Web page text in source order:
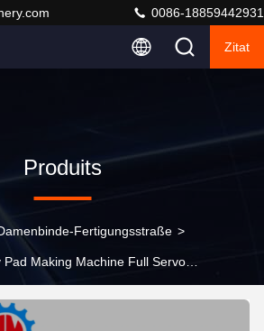
0086-18859442931
Zitat
Produits
Fertigungsstraße >
Pad Making Machine Full Servo